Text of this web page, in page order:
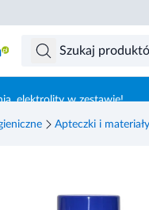
elektrolity w zestawie!
Apteczki i